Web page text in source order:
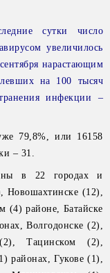
сутки число
увеличилось
нарастающим
на 100 тысяч
инфекции –
79,8%, или 16158
– 31.
в 22 городах и
Новошахтинске (12),
(4) районе, Батайске
Волгодонске (2),
(2), Тацинском (2),
районах, Гукове (1),